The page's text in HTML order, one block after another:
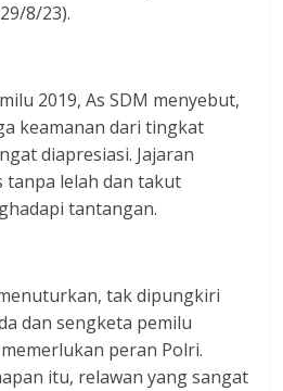
8/23).
2019, As SDM menyebut,
keamanan dari tingkat
diapresiasi. Jajaran
tanpa lelah dan takut
tantangan.
tak dipungkiri
dan sengketa pemilu
peran Polri.
itu, relawan yang sangat